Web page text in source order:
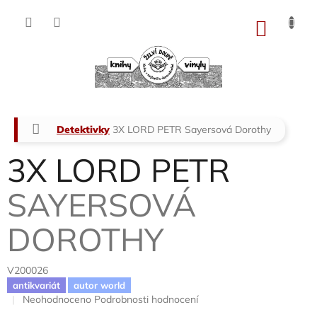
Domů
Detektivky 3X LORD PETR Sayersová Dorothy
3X LORD PETR
SAYERSOVÁ
DOROTHY
V200026
antikvariát autor world
Průměrné
Neohodnoceno Podrobnosti hodnocení